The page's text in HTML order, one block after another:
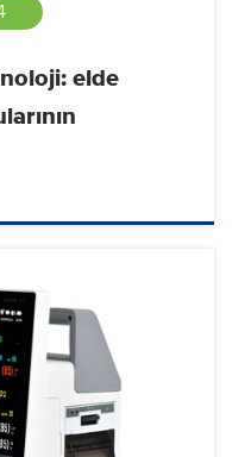
elde